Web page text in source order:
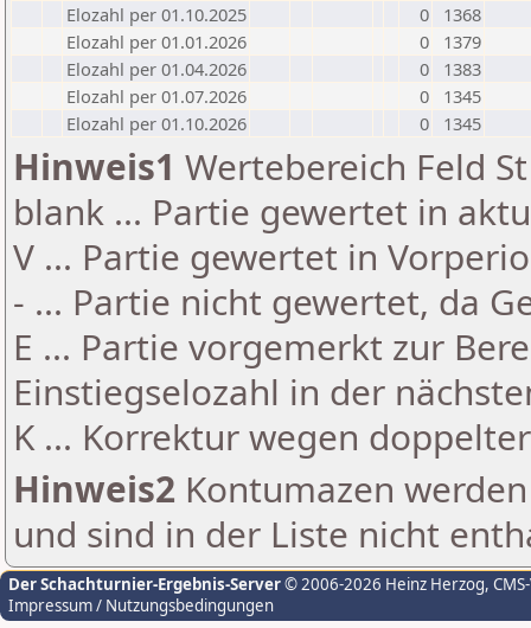
Elozahl per 01.10.2025
0
1368
Elozahl per 01.01.2026
0
1379
Elozahl per 01.04.2026
0
1383
Elozahl per 01.07.2026
0
1345
Elozahl per 01.10.2026
0 1345
Hinweis1 Wertebereich Feld
blank ... Partie gewertet in
V ... Partie gewertet in
- ... Partie nicht gewertet, da
E ... Partie vorgemerkt zur
Einstiegselozahl in der
K ... Korrektur wegen
Hinweis2 Kontumazen
und sind in der Liste nicht
Der Schachturnier-Ergebnis-Server© 2006-2026 Heinz Herzog,
Impressum / Nutzungsbedingungen